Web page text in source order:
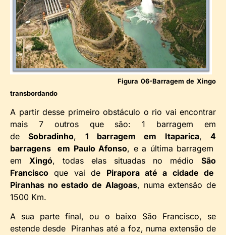
Figura 06-Barragem de Xingo
transbordando
A partir desse primeiro obstáculo o rio vai encontrar
mais 7 outros que são: 1 barragem em
deSobradinho, 1 barragem em Itaparica,4
barragens em Paulo Afonso, e a última barragem
em Xingó, todas elas situadas no médio São
Francisco que vai de Pirapora até a cidade de
Piranhas no estado de Alagoas, numa extensão de
1500 Km.
A sua parte final, ou o baixo São Francisco, se
estende desde Piranhas até a foz, numa extensão de